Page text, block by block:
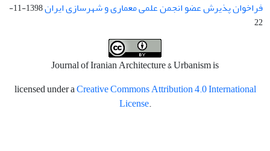
فراخوان پذیرش عضو انجمن علمی معماری و شهرسازی ایران
1398-11-
22
Journal of Iranian Architecture & Urbanism is
licensed under aCreative Commons Attribution 4.0 International
License.